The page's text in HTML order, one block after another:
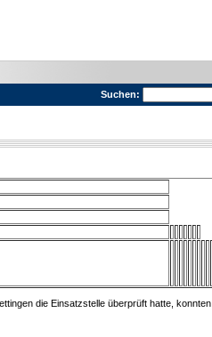
Suchen:
die Einsatzstelle überprüft hatte, konnten